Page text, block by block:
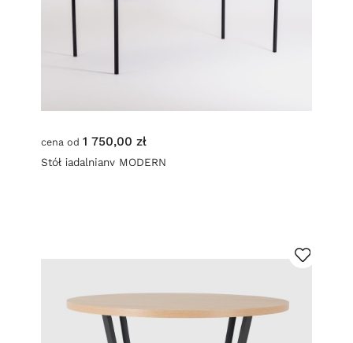
cena od 1 750,00 zł
Stół jadalniany MODERN